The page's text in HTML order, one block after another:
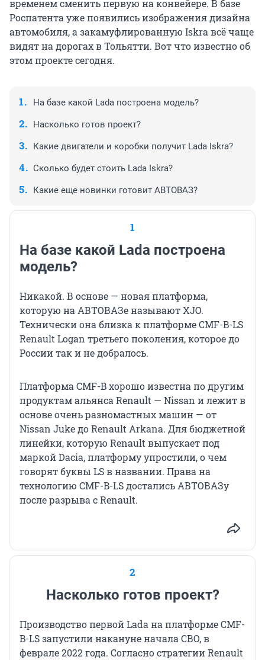
временем сменить первую на конвейере. В базе
Роспатента уже появились изображения дизайна
автомобиля, а закамуфлированную Iskra всё чаще
видят на дорогах в Тольятти. Вот что известно об
этом проекте сегодня.
На базе какой Lada построена модель?
Насколько готов проект?
Какие двигатели и коробки получит Lada Iskra?
Сколько будет стоить Lada Iskra?
Какие еще новинки готовит АВТОВАЗ?
1
На базе какой Lada построена
модель?
Никакой. В основе — новая платформа,
которую на АВТОВАЗе называют XJO.
Технически она близка к платформе CMF-B-LS
Renault Logan третьего поколения, которое до
России так и не добралось.
Платформа CMF-B хорошо известна по другим
продуктам альянса Renault — Nissan и лежит в
основе очень разномастных машин — от
Nissan Juke до Renault Arkana. Для бюджетной
линейки, которую Renault выпускает под
маркой Dacia, платформу упростили, о чем
говорят буквы LS в названии. Права на
технологию СMF-B-LS достались АВТОВАЗу
после разрыва с Renault.
2
Насколько готов проект?
Производство первой Lada на платформе CMF-
B-LS запустили накануне начала СВО, в
феврале 2022 года. Согласно стратегии Renault